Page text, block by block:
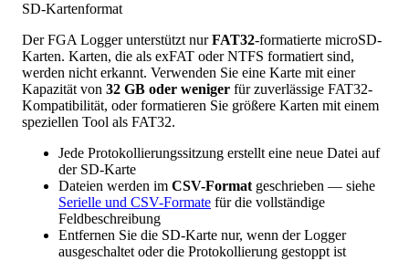
SD-Kartenformat
Der FGA Logger unterstützt nurFAT32-formatierte microSD-
Karten. Karten, die als exFAT oder NTFS formatiert sind,
werden nicht erkannt. Verwenden Sie eine Karte mit einer
Kapazität von 32 GB oder weniger für zuverlässige FAT32-
Kompatibilität, oder formatieren Sie größere Karten mit einem
speziellen Tool als FAT32.
Jede Protokollierungssitzung erstellt eine neue Datei auf
der SD-Karte
Dateien werden im CSV-Format geschrieben — siehe
Serielle und CSV-Formate für die vollständige
Feldbeschreibung
Entfernen Sie die SD-Karte nur, wenn der Logger
ausgeschaltet oder die Protokollierung gestoppt ist